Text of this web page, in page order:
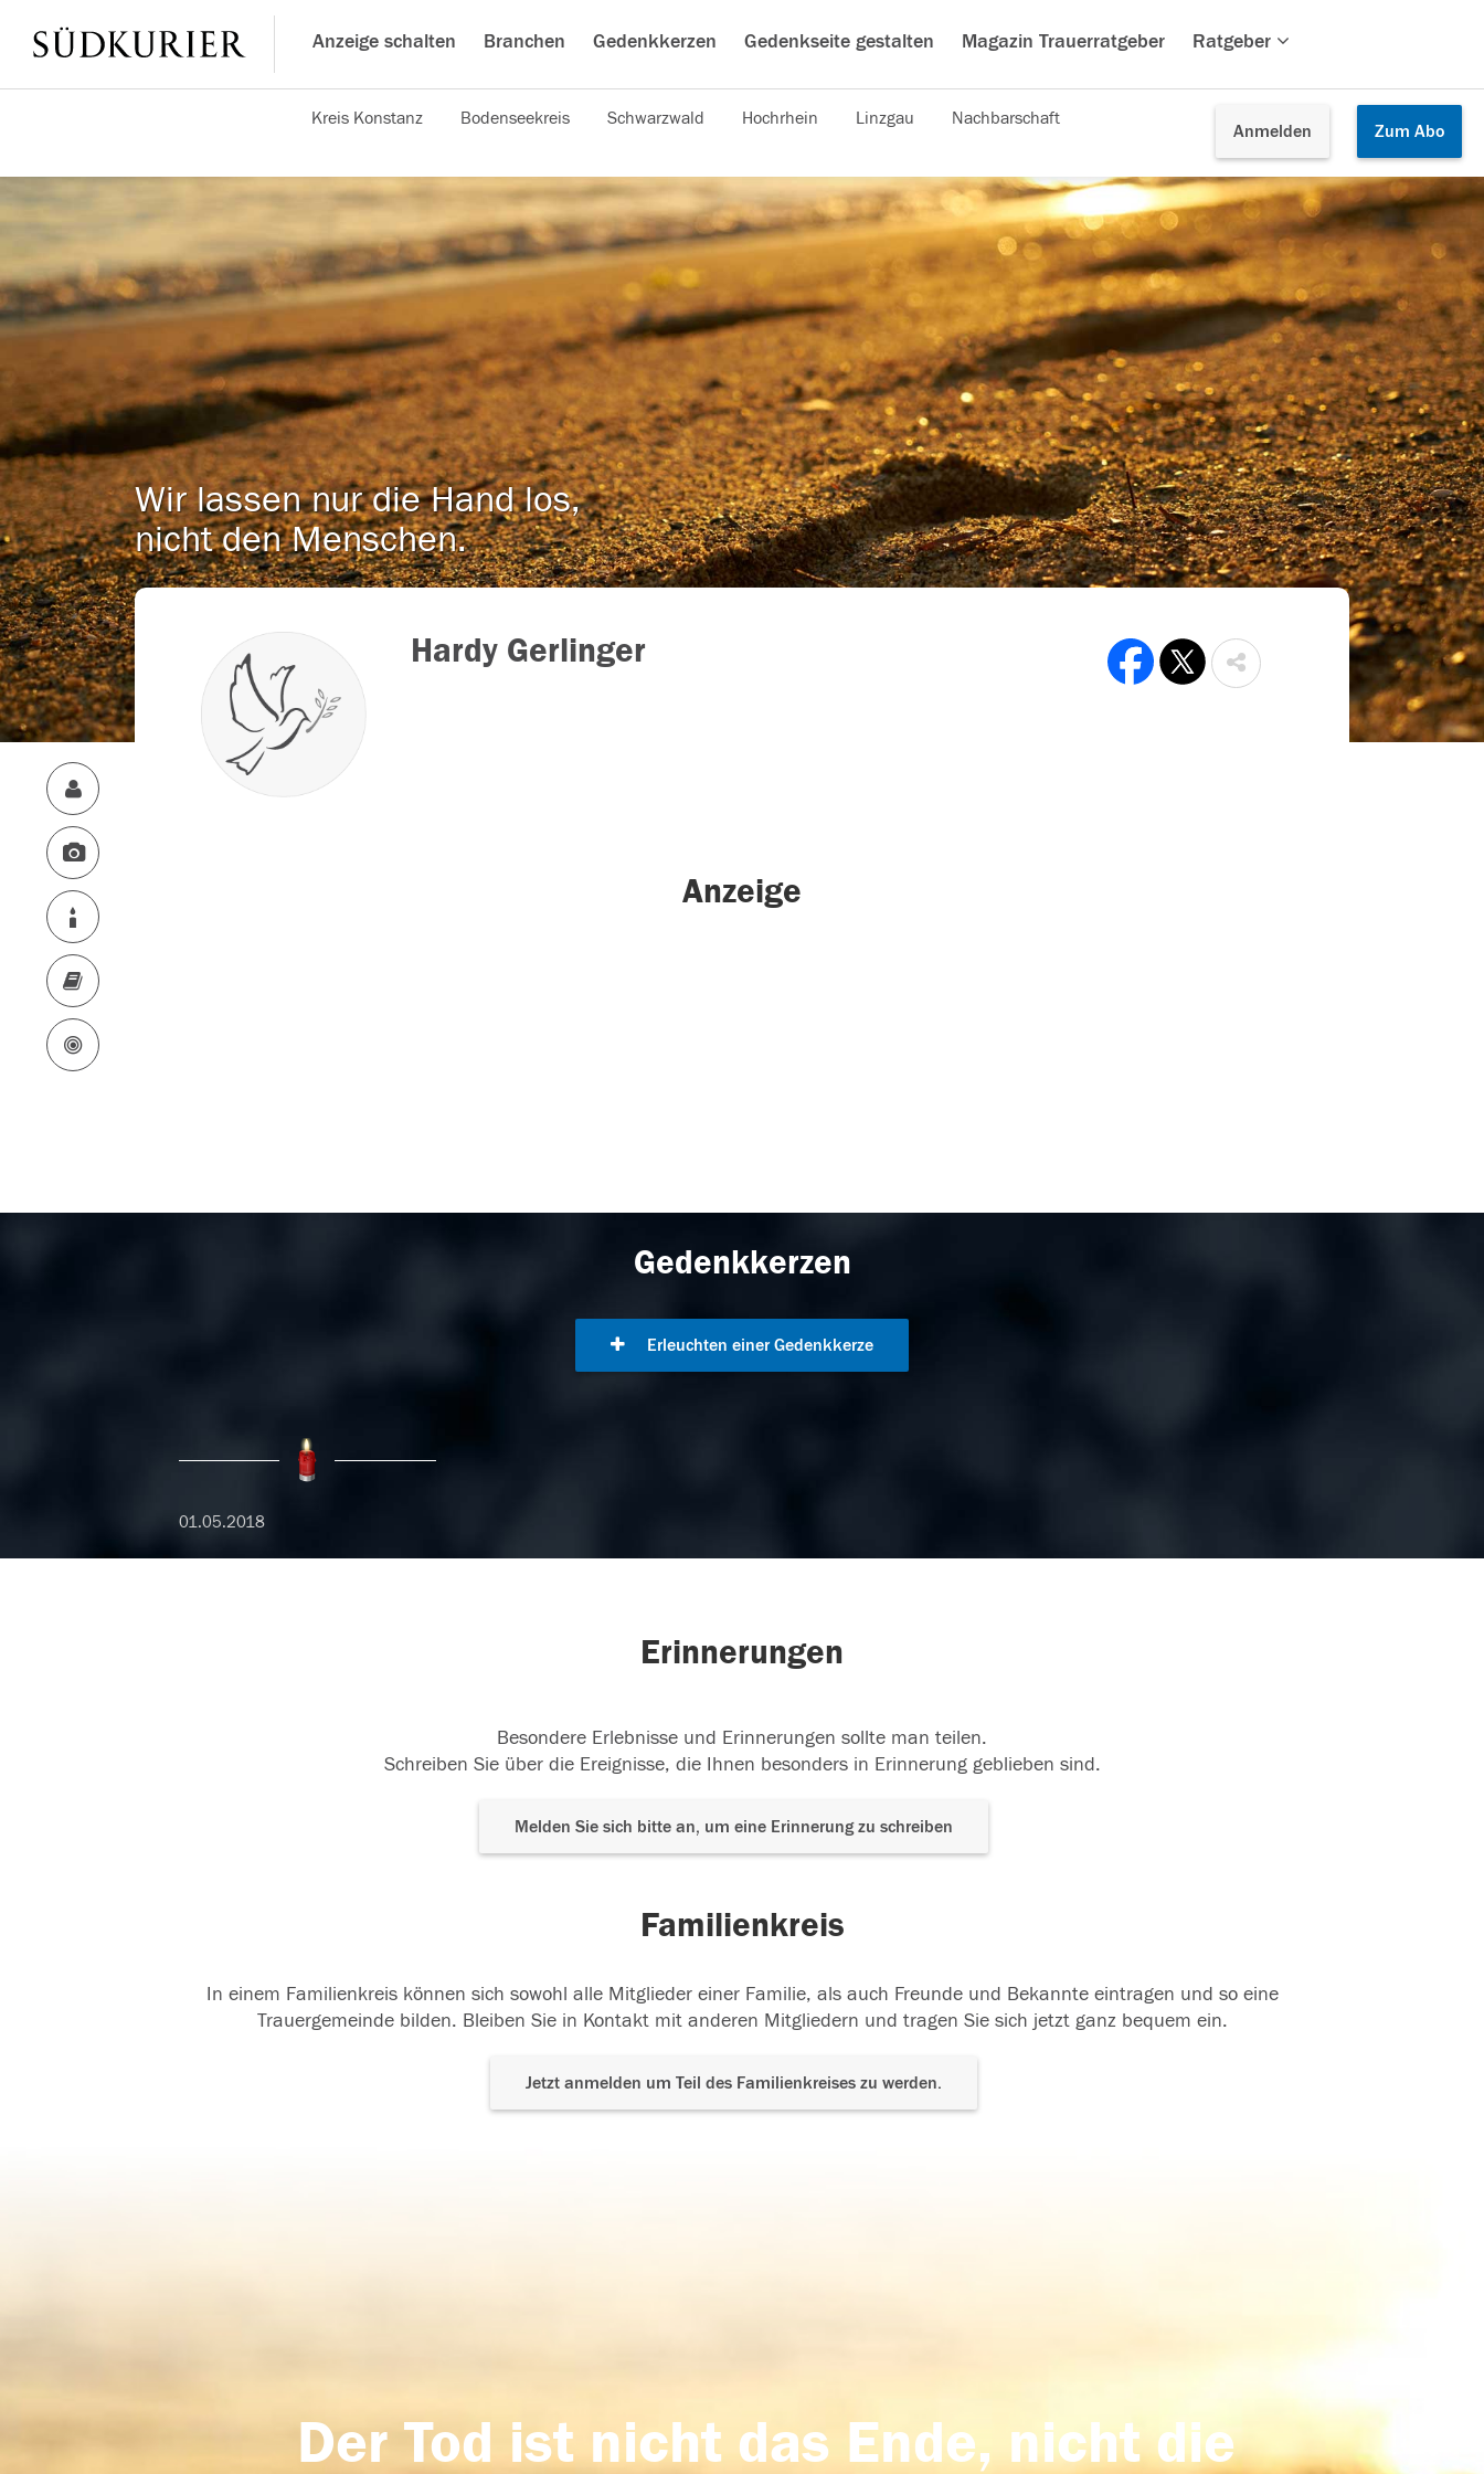
Anzeige schalten Branchen Gedenkkerzen Gedenkseite gestalten Magazin Trauerratgeber Ratgeber
Anmelden Zum Abo
Kreis Konstanz Bodenseekreis Schwarzwald Hochrhein Linzgau Nachbarschaft
Wir lassen nur die Hand los,
nicht den Menschen.
Hardy Gerlinger
Anzeige
Gedenkkerzen
Erleuchten einer Gedenkkerze
01.05.2018
Erinnerungen
Besondere Erlebnisse und Erinnerungen sollte man teilen.
Schreiben Sie über die Ereignisse, die Ihnen besonders in Erinnerung geblieben sind.
Melden Sie sich bitte an, um eine Erinnerung zu schreiben
Familienkreis
In einem Familienkreis können sich sowohl alle Mitglieder einer Familie, als auch Freunde und Bekannte eintragen und so eine
Trauergemeinde bilden. Bleiben Sie in Kontakt mit anderen Mitgliedern und tragen Sie sich jetzt ganz bequem ein.
Jetzt anmelden um Teil des Familienkreises zu werden.
Der Tod ist nicht das Ende, nicht die